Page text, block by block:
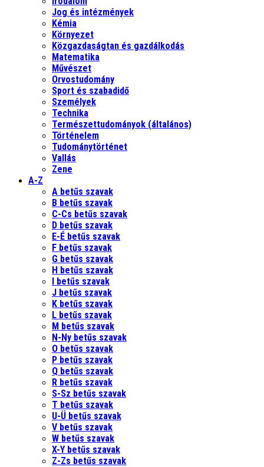
Jog és intézmények
Kémia
Környezet
Közgazdaságtan és gazdálkodás
Matematika
Művészet
Orvostudomány
Sport és szabadidő
Személyek
Technika
Természettudományok (általános)
Történelem
Tudománytörténet
Vallás
Zene
A-Z
A betűs szavak
B betűs szavak
C-Cs betűs szavak
D betűs szavak
E-É betűs szavak
F betűs szavak
G betűs szavak
H betűs szavak
I betűs szavak
J betűs szavak
K betűs szavak
L betűs szavak
M betűs szavak
N-Ny betűs szavak
O betűs szavak
P betűs szavak
Q betűs szavak
R betűs szavak
S-Sz betűs szavak
T betűs szavak
U-Ü betűs szavak
V betűs szavak
W betűs szavak
X-Y betűs szavak
Z-Zs betűs szavak